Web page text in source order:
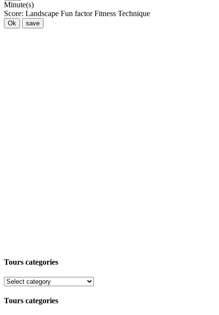
Minute(s)
Score: Landscape Fun factor Fitness Technique
Ok save
Tours categories
Tours categories